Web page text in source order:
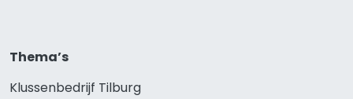
Thema’s
Klussenbedrijf Tilburg